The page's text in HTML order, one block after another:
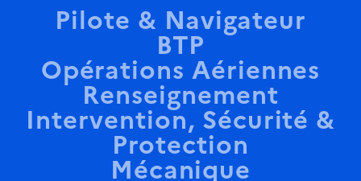
Pilote & Navigateur
BTP
Opérations Aériennes
Renseignement
Intervention, Sécurité &
Protection
Mécanique